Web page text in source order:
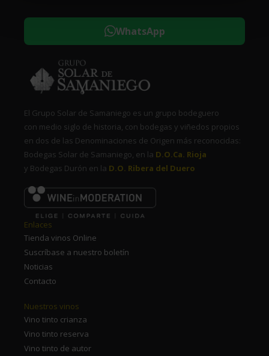
WhatsApp
El Grupo Solar de Samaniego es un grupo bodeguero
con medio siglo de historia, con bodegas y viñedos propios
en dos de las Denominaciones de Origen más reconocidas:
Bodegas Solar de Samaniego, en la D.O.Ca. Rioja
y Bodegas Durón en la D.O. Ribera del Duero
Enlaces
Tienda vinos Online
Suscríbase a nuestro boletín
Noticias
Contacto
Nuestros vinos
Vino tinto crianza
Vino tinto reserva
Vino tinto de autor